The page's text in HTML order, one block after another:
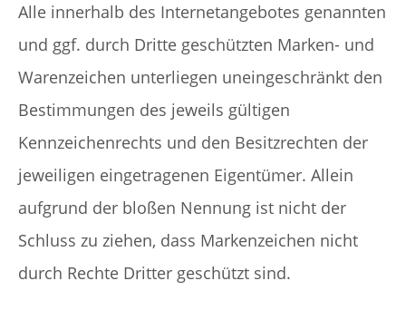
Alle innerhalb des Internetangebotes genannten
und ggf. durch Dritte geschützten Marken- und
Warenzeichen unterliegen uneingeschränkt den
Bestimmungen des jeweils gültigen
Kennzeichenrechts und den Besitzrechten der
jeweiligen eingetragenen Eigentümer. Allein
aufgrund der bloßen Nennung ist nicht der
Schluss zu ziehen, dass Markenzeichen nicht
durch Rechte Dritter geschützt sind.